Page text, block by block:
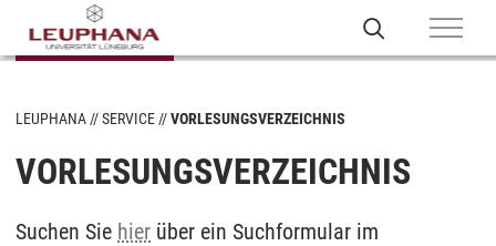
LEUPHANA SERVICE VORLESUNGSVERZEICHNIS
VORLESUNGSVERZEICHNIS
Suchen Sie hier über ein Suchformular im